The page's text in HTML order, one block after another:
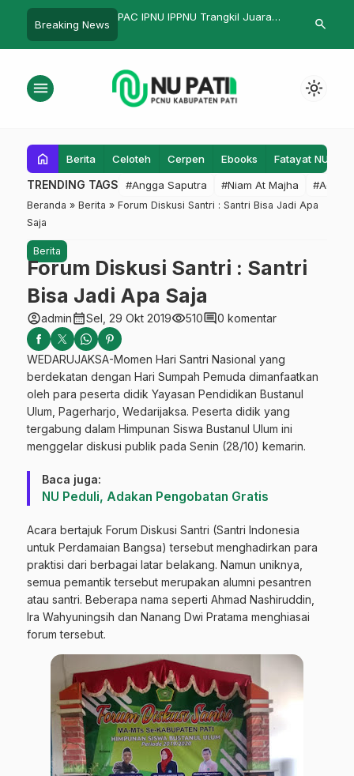
Breaking News
IPNU IPPNU Trangkil Juara
Kreasi Pelajar
Kitab Kuning Zamani search
menu light_mode
home Berita Celoteh Cerpen Ebooks Fatayat NU
TRENDING TAGS #Angga Saputra #Niam At Majha #Admin
Beranda » Berita » Forum Diskusi Santri : Santri Bisa Jadi Apa
Saja
Berita
Forum Diskusi Santri : Santri
Bisa Jadi Apa Saja
account_circleadmincalendar_monthSel, 29 Okt 2019visibility510comment0 komentar
WEDARUJAKSA-Momen Hari Santri Nasional yang
berdekatan dengan Hari Sumpah Pemuda dimanfaatkan
oleh para peserta didik Yayasan Pendidikan Bustanul
Ulum, Pagerharjo, Wedarijaksa. Peserta didik yang
tergabung dalam Himpunan Siswa Bustanul Ulum ini
menggelar diskusi publik pada Senin (28/10) kemarin.
Baca juga:
NU Peduli, Adakan Pengobatan Gratis
Acara bertajuk Forum Diskusi Santri (Santri Indonesia
untuk Perdamaian Bangsa) tersebut menghadirkan para
praktisi dari berbagai latar belakang. Namun uniknya,
semua pemantik tersebut merupakan alumni pesantren
atau santri. Beberapa nama seperti Ahmad Nashiruddin,
Ira Wahyuningsih dan Nanang Dwi Pratama menghiasai
forum tersebut.